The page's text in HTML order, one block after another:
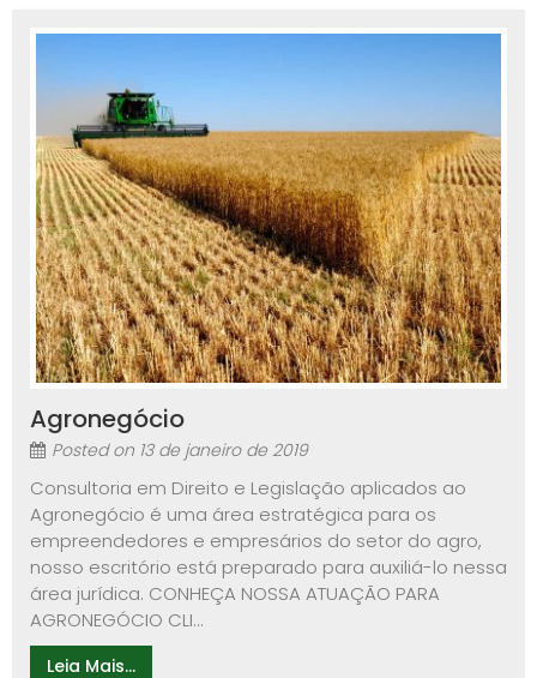
Agronegócio
Posted on 13 de janeiro de 2019
Consultoria em Direito e Legislação aplicados ao
Agronegócio é uma área estratégica para os
empreendedores e empresários do setor do agro,
nosso escritório está preparado para auxiliá-lo nessa
área jurídica. CONHEÇA NOSSA ATUAÇÃO PARA
AGRONEGÓCIO CLI...
Leia Mais...